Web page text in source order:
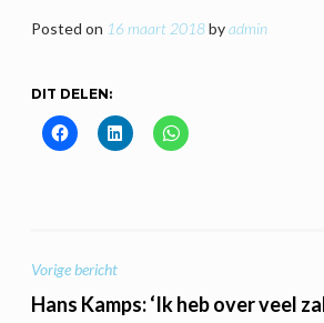
Posted on 16 maart 2018byadmin
DIT DELEN:
BERICHT
NAVIGATIE
Vorige bericht
Hans Kamps: ‘Ik heb over veel